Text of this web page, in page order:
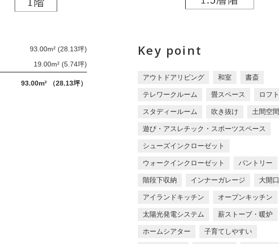
93.00m² (28.13坪)
19.00m² (5.74坪)
93.00m² （28.13坪）
Key point
アウトドアリビング 和室 書斎
テレワークルーム 畳スペース ロフト
スタディールーム 吹き抜け 土間空間
遊び・アスレチック・スポーツスペース
シューズインクローゼット
ウォークインクローゼット パントリー
階段下収納 インナーガレージ 大開口
アイランドキッチン オープンキッチン
太陽光発電システム 薪ストーブ・暖炉
ホームシアター 子育てしやすい